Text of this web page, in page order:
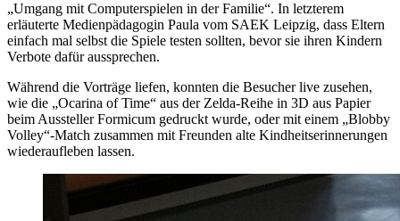
„Umgang mit Computerspielen in der Familie“. In letzterem
erläuterte Medienpädagogin Paula vom SAEK Leipzig, dass Eltern
einfach mal selbst die Spiele testen sollten, bevor sie ihren Kindern
Verbote dafür aussprechen.
Während die Vorträge liefen, konnten die Besucher live zusehen,
wie die „Ocarina of Time“ aus der Zelda-Reihe in 3D aus Papier
beim Aussteller Formicum gedruckt wurde, oder mit einem „Blobby
Volley“-Match zusammen mit Freunden alte Kindheitserinnerungen
wiederaufleben lassen.